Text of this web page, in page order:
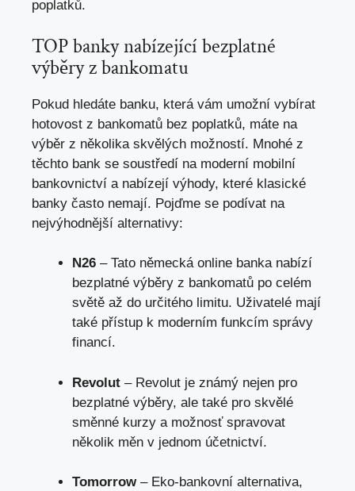
poplatků.
TOP banky nabízející bezplatné
výběry z bankomatu
Pokud hledáte banku, která vám umožní vybírat
hotovost z bankomatů bez poplatků, máte na
výběr z několika skvělých možností. Mnohé z
těchto bank se soustředí na moderní mobilní
bankovnictví a nabízejí výhody, které klasické
banky často nemají. Pojďme se podívat na
nejvýhodnější alternativy:
N26 – Tato německá online banka nabízí
bezplatné výběry z bankomatů po celém
světě až do určitého limitu. Uživatelé mají
také přístup k moderním funkcím správy
financí.
Revolut – Revolut je známý nejen pro
bezplatné výběry, ale také pro skvělé
směnné kurzy a možnosť spravovat
několik měn v jednom účetnictví.
Tomorrow– Eko-bankovní alternativa,